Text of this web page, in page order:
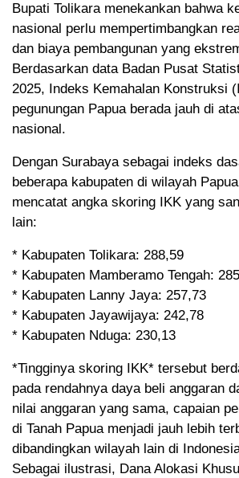
Bupati Tolikara menekankan bahwa
nasional perlu mempertimbangkan
dan biaya pembangunan yang
Berdasarkan data Badan Pusat
2025, Indeks Kemahalan Konstruksi
pegunungan Papua berada jauh di
nasional.
Dengan Surabaya sebagai indeks
beberapa kabupaten di wilayah
mencatat angka skoring IKK yang
lain:
* Kabupaten Tolikara: 288,59
* Kabupaten Mamberamo Tengah:
* Kabupaten Lanny Jaya: 257,73
* Kabupaten Jayawijaya: 242,78
* Kabupaten Nduga: 230,13
*Tingginya skoring IKK* tersebut
pada rendahnya daya beli anggaran
nilai anggaran yang sama, capaian
di Tanah Papua menjadi jauh lebih
dibandingkan wilayah lain di
Sebagai ilustrasi, Dana Alokasi